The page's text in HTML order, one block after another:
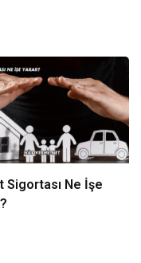
Sigortası Ne İşe